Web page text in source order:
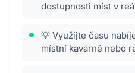
dostupnosti míst v
💡 Využijte času
místní kavárně nebo